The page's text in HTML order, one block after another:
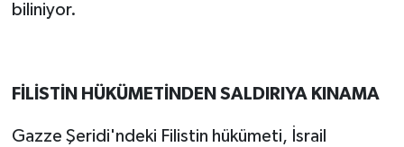
biliniyor.
FİLİSTİN HÜKÜMETİNDEN SALDIRIYA KINAMA
Gazze Şeridi'ndeki Filistin hükümeti, İsrail